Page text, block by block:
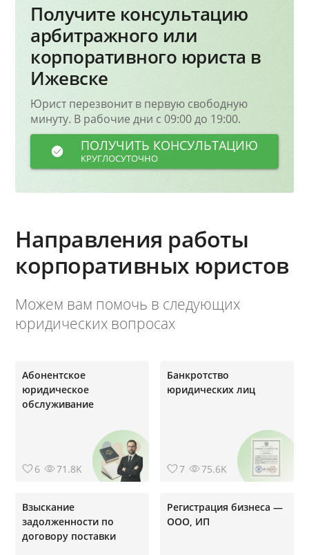
Получите консультацию
арбитражного или
корпоративного юриста в
Ижевске
Юрист перезвонит в первую свободную
минуту. В рабочие дни с 09:00 до 19:00.
ПОЛУЧИТЬ КОНСУЛЬТАЦИЮ
КРУГЛОСУТОЧНО
Направления работы
корпоративных юристов
Можем вам помочь в следующих
юридических вопросах
Абонентское
юридическое
обслуживание
6 71.8K
Банкротство
юридических лиц
7 75.6K
Взыскание
задолженности по
договору поставки
Регистрация бизнеса —
ООО, ИП